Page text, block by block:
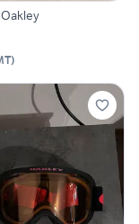
)